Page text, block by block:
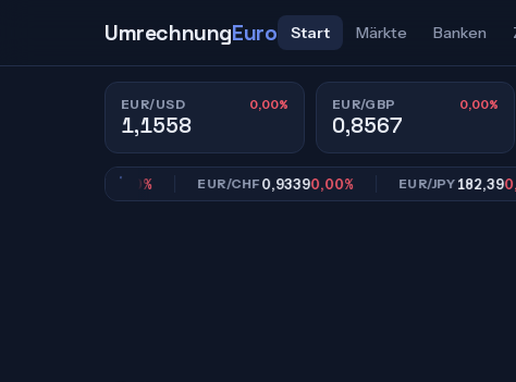
UmrechnungEuro Start Märkte Banken
EUR/USD 0,00%
1,1558
EUR/GBP 0,00%
0,8567
EUR/CHF0,93390,00% EUR/JPY182,390,00%